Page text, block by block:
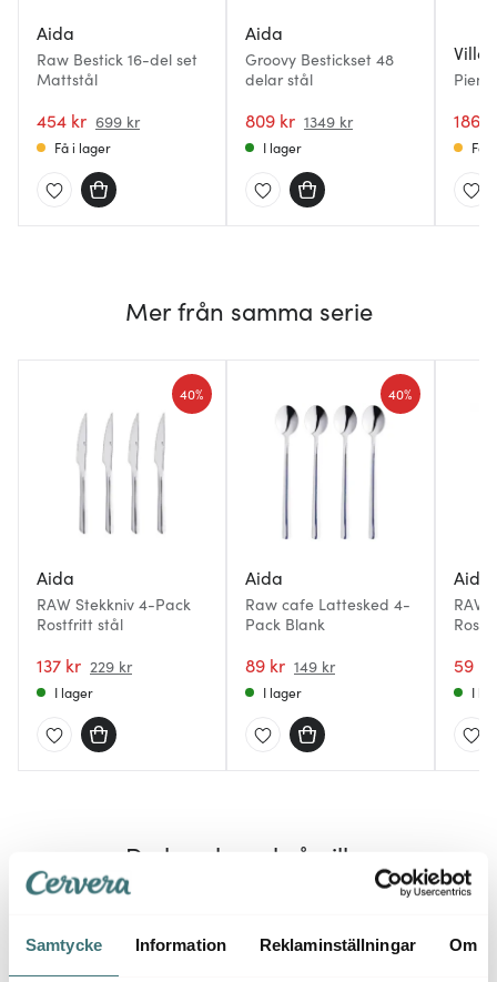
Samtycke Information Reklaminställningar Om
Aida
Raw Bestick 16-del set
Mattstål
454 kr 699 kr
Få i lager
Aida
Groovy Bestickset 48
delar stål
809 kr 1349 kr
I lager
186
Få
Mer från samma serie
Aida
RAW Stekkniv 4-Pack
Rostfritt stål
137 kr 229 kr
40%
I lager
Aida
Raw cafe Lattesked 4-
Pack Blank
89 kr 149 kr
40%
I lager
Aida
RAW
59 kr
I
Du kanske också gillar
40% 45%